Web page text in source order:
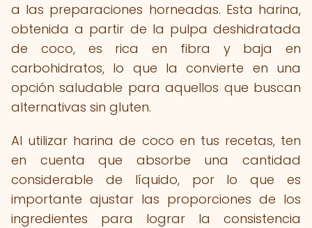
a las preparaciones horneadas. Esta harina,
obtenida a partir de la pulpa deshidratada
de coco, es rica en fibra y baja en
carbohidratos, lo que la convierte en una
opción saludable para aquellos que buscan
alternativas sin gluten.
Al utilizar harina de coco en tus recetas, ten
en cuenta que absorbe una cantidad
considerable de líquido, por lo que es
importante ajustar las proporciones de los
ingredientes para lograr la consistencia